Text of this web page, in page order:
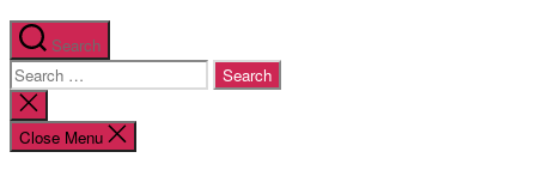
Search
Search
for:
Close
search
Close Menu